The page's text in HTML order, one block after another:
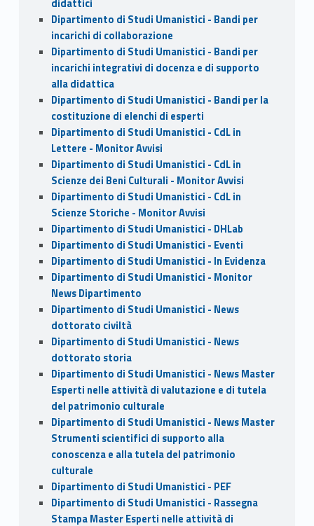
didattici
Dipartimento di Studi Umanistici - Bandi per
incarichi di collaborazione
Dipartimento di Studi Umanistici - Bandi per
incarichi integrativi di docenza e di supporto
alla didattica
Dipartimento di Studi Umanistici - Bandi per la
costituzione di elenchi di esperti
Dipartimento di Studi Umanistici - CdL in
Lettere - Monitor Avvisi
Dipartimento di Studi Umanistici - CdL in
Scienze dei Beni Culturali - Monitor Avvisi
Dipartimento di Studi Umanistici - CdL in
Scienze Storiche - Monitor Avvisi
Dipartimento di Studi Umanistici - DHLab
Dipartimento di Studi Umanistici - Eventi
Dipartimento di Studi Umanistici - In Evidenza
Dipartimento di Studi Umanistici - Monitor
News Dipartimento
Dipartimento di Studi Umanistici - News
dottorato civiltà
Dipartimento di Studi Umanistici - News
dottorato storia
Dipartimento di Studi Umanistici - News Master
Esperti nelle attività di valutazione e di tutela
del patrimonio culturale
Dipartimento di Studi Umanistici - News Master
Strumenti scientifici di supporto alla
conoscenza e alla tutela del patrimonio
culturale
Dipartimento di Studi Umanistici - PEF
Dipartimento di Studi Umanistici - Rassegna
Stampa Master Esperti nelle attività di